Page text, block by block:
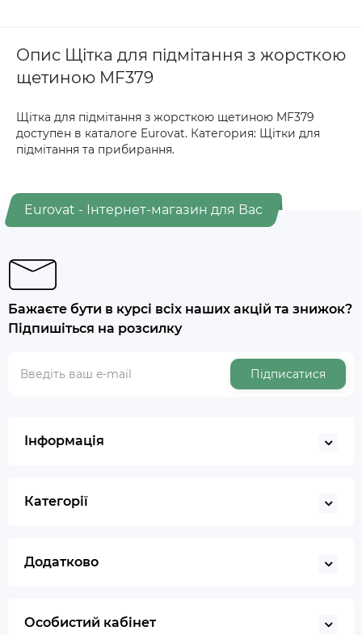
Опис Щітка для підмітання з жорсткою
щетиною MF379
Щітка для підмітання з жорсткою щетиною MF379
доступен в каталоге Eurovat. Категория: Щітки для
підмітання та прибирання.
Eurovat - Інтернет-магазин для Вас
Бажаєте бути в курсі всіх наших акцій та знижок?
Підпишіться на розсилку
Підписатися
Інформація
Категорії
Додатково
Особистий кабінет